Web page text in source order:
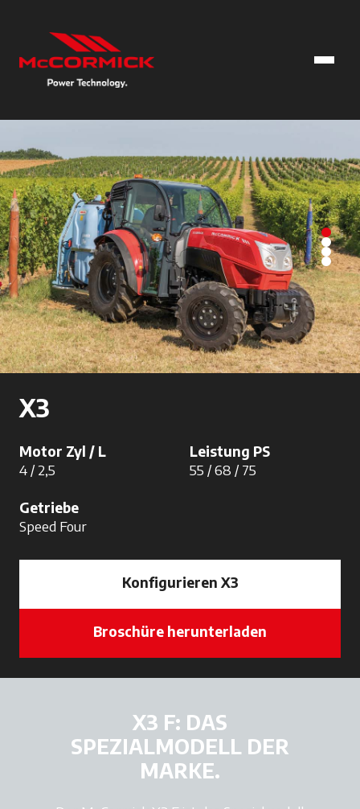
X3
Motor Zyl / L
4 / 2,5
Leistung PS
55 / 68 / 75
Getriebe
Speed Four
Konfigurieren X3
Broschüre herunterladen
X3 F: DAS
SPEZIALMODELL DER
MARKE.